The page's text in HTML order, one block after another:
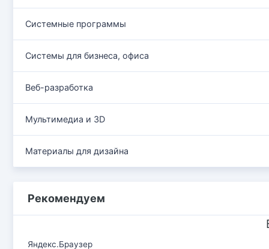
Системные программы
Системы для бизнеса, офиса
Веб-разработка
Мультимедиа и 3D
Материалы для дизайна
Рекомендуем
Яндекс.Браузер